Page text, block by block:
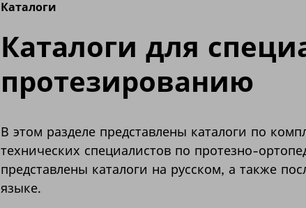
Каталоги
Каталоги для
протезированию
В этом разделе представлены каталоги по
технических специалистов по протезно-
представлены каталоги на русском, а также
языке.